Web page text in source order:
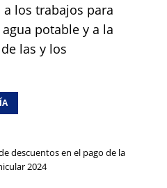
los trabajos para
potable y a la
las y los
descuentos en el pago de la
2024